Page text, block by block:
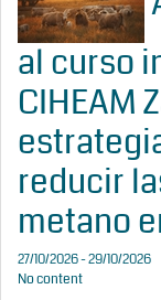
al curso
CIHEAM
reducir
metano
27/10/2026 - 29/10/2026
No content